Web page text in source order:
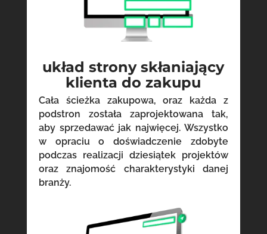
układ strony skłaniający
klienta do zakupu
Cała ścieżka zakupowa, oraz każda z
podstron została zaprojektowana tak,
aby sprzedawać jak najwięcej. Wszystko
w opraciu o doświadczenie zdobyte
podczas realizacji dziesiątek projektów
oraz znajomość charakterystyki danej
branży.